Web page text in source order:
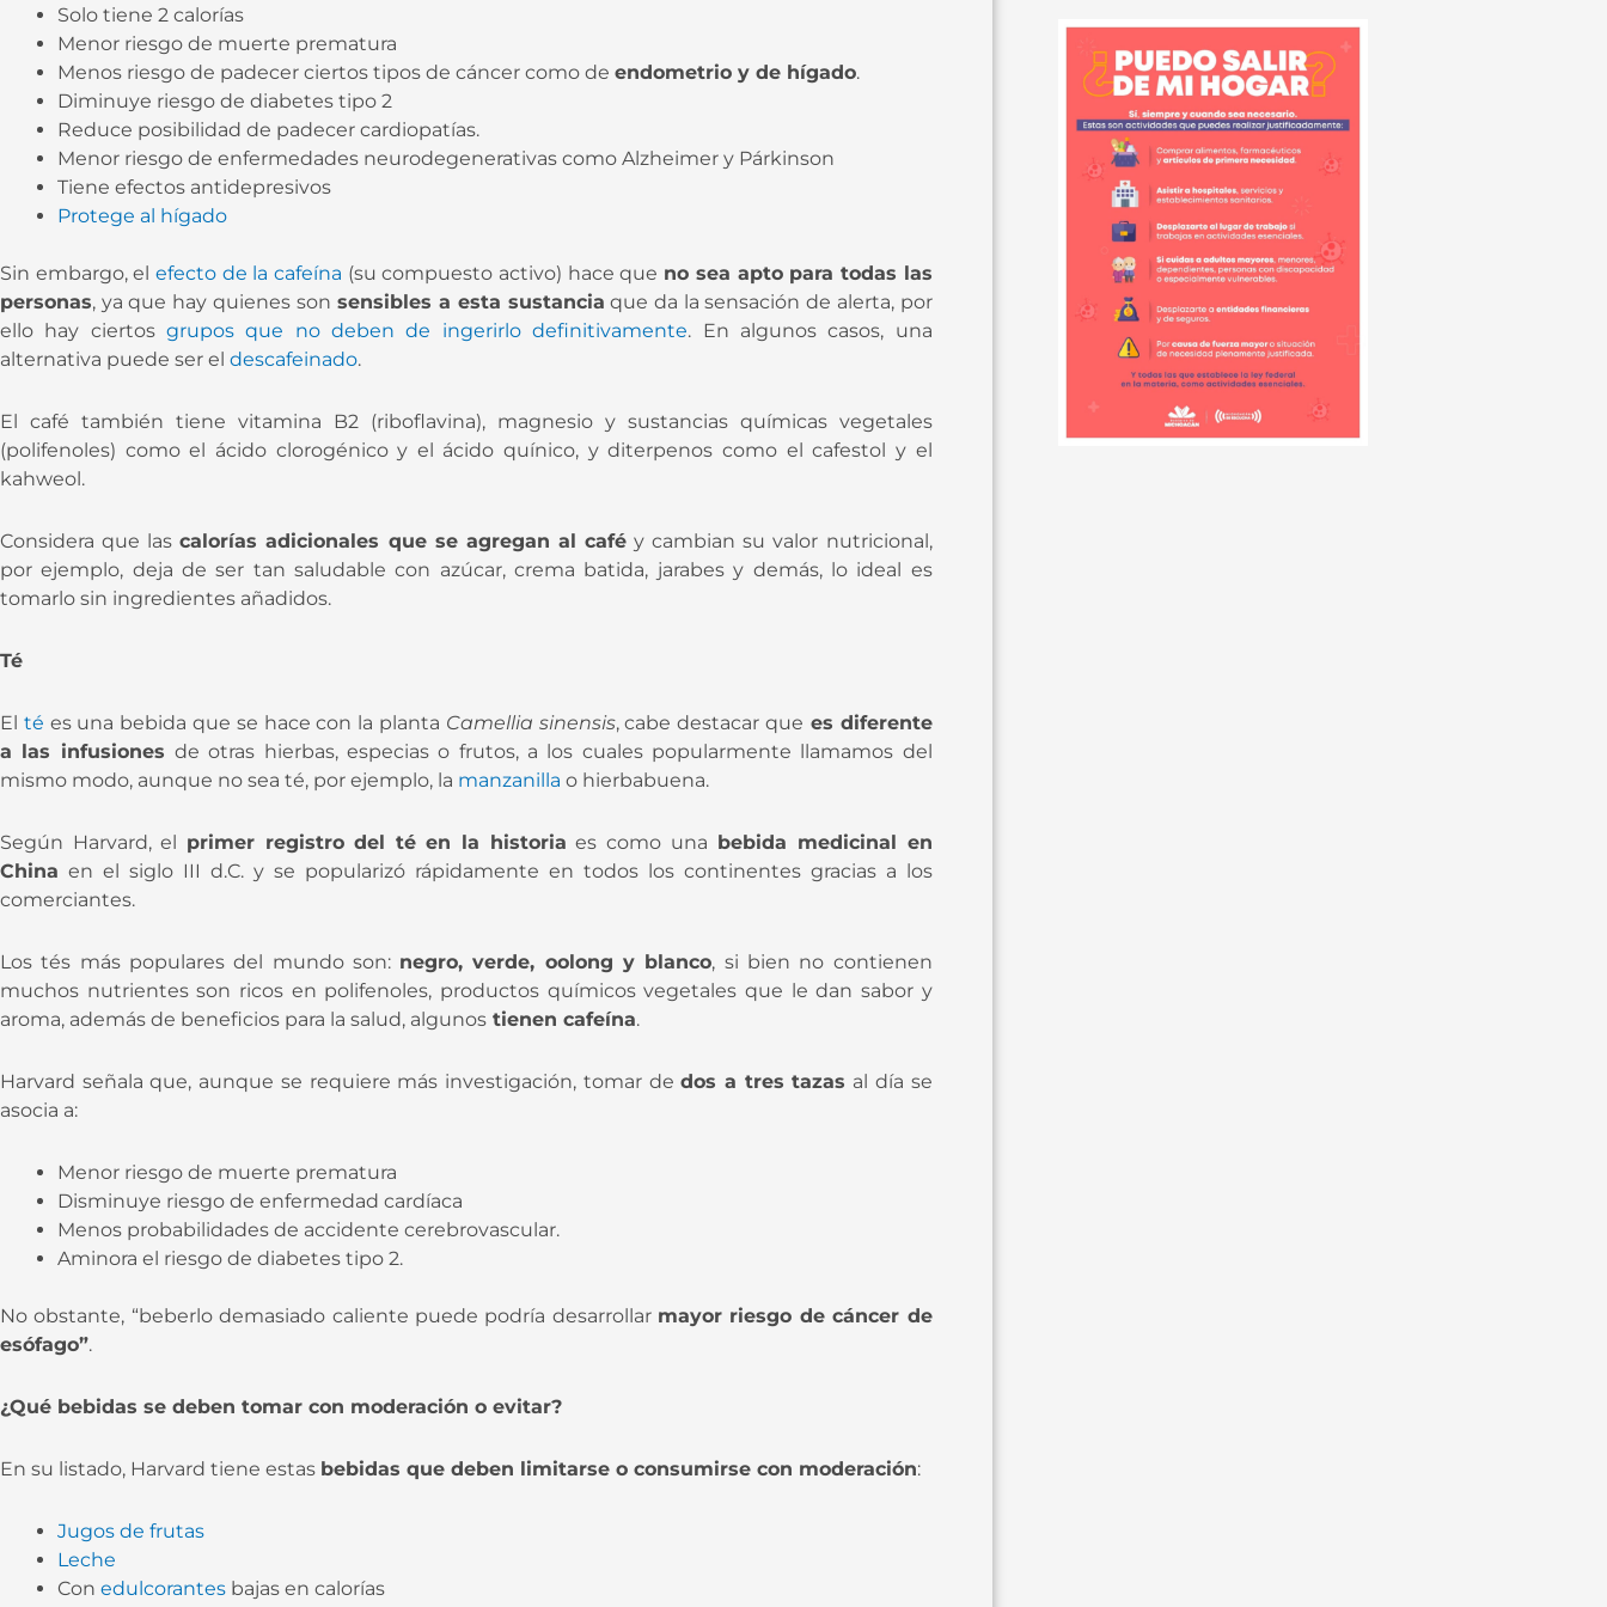
Solo tiene 2 calorías
Menor riesgo de muerte prematura
Menos riesgo de padecer ciertos tipos de cáncer como de endometrio y de hígado.
Diminuye riesgo de diabetes tipo 2
Reduce posibilidad de padecer cardiopatías.
Menor riesgo de enfermedades neurodegenerativas como Alzheimer y Párkinson
Tiene efectos antidepresivos
Protege al hígado
Sin embargo, elefecto de la cafeína (su compuesto activo) hace que no sea apto para todas las
personas, ya que hay quienes son sensibles a esta sustancia que da la sensación de alerta, por
ello hay ciertosgrupos que no deben de ingerirlo definitivamente. En algunos casos, una
alternativa puede ser el descafeinado.
El café también tiene vitamina B2 (riboflavina), magnesio y sustancias químicas vegetales
(polifenoles) como el ácido clorogénico y el ácido quínico, y diterpenos como el cafestol y el
kahweol.
Considera que lascalorías adicionales que se agregan al café y cambian su valor nutricional,
por ejemplo, deja de ser tan saludable con azúcar, crema batida, jarabes y demás, lo ideal es
tomarlo sin ingredientes añadidos.
Té
El té es una bebida que se hace con la planta Camellia sinensis, cabe destacar que es diferente
a las infusiones de otras hierbas, especias o frutos, a los cuales popularmente llamamos del
mismo modo, aunque no sea té, por ejemplo, la manzanilla o hierbabuena.
Según Harvard, el primer registro del té en la historia es como una bebida medicinal en
China en el siglo III d.C. y se popularizó rápidamente en todos los continentes gracias a los
comerciantes.
Los tés más populares del mundo son: negro, verde, oolong y blanco, si bien no contienen
muchos nutrientes son ricos en polifenoles, productos químicos vegetales que le dan sabor y
aroma, además de beneficios para la salud, algunos tienen cafeína.
Harvard señala que, aunque se requiere más investigación, tomar dedos a tres tazas al día se
asocia a:
Menor riesgo de muerte prematura
Disminuye riesgo de enfermedad cardíaca
Menos probabilidades de accidente cerebrovascular.
Aminora el riesgo de diabetes tipo 2.
No obstante, “beberlo demasiado caliente puede podría desarrollar mayor riesgo de cáncer de
esófago”.
¿Qué bebidas se deben tomar con moderación o evitar?
En su listado, Harvard tiene estas bebidas que deben limitarse o consumirse con moderación:
Jugos de frutas
Leche
Con edulcorantes bajas en calorías